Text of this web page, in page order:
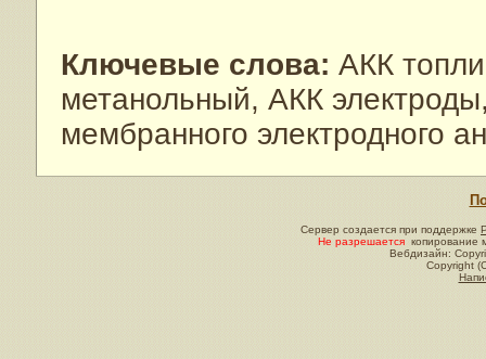
Ключевые слова: АКК
метанольный, АКК
мембранного электродного
Сервер создается при поддержке
Не разрешается копирование
Вебдизайн:
Copyright